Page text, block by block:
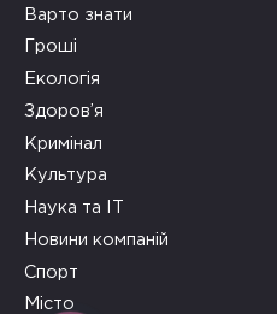
Варто знати
Гроші
Екологія
Здоров’я
Кримінал
Культура
Наука та ІТ
Новини компаній
Спорт
Місто